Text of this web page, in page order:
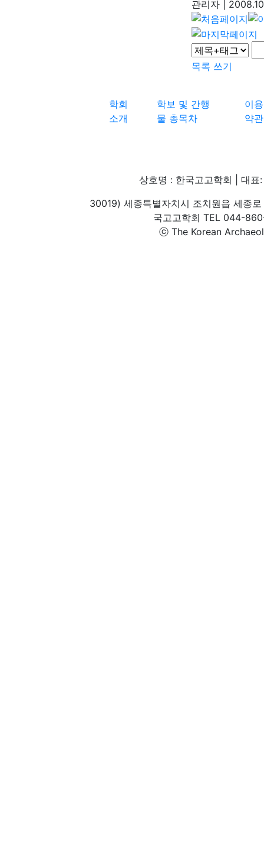
관리자
목록 쓰기
학회
소개
학보 및 간행
물 총목차
이용
약관
상호명 : 한국고고학회 | 대
30019) 세종특별자치시 조치원읍 세종
국고고학회 TEL 044-
ⓒ The Korean